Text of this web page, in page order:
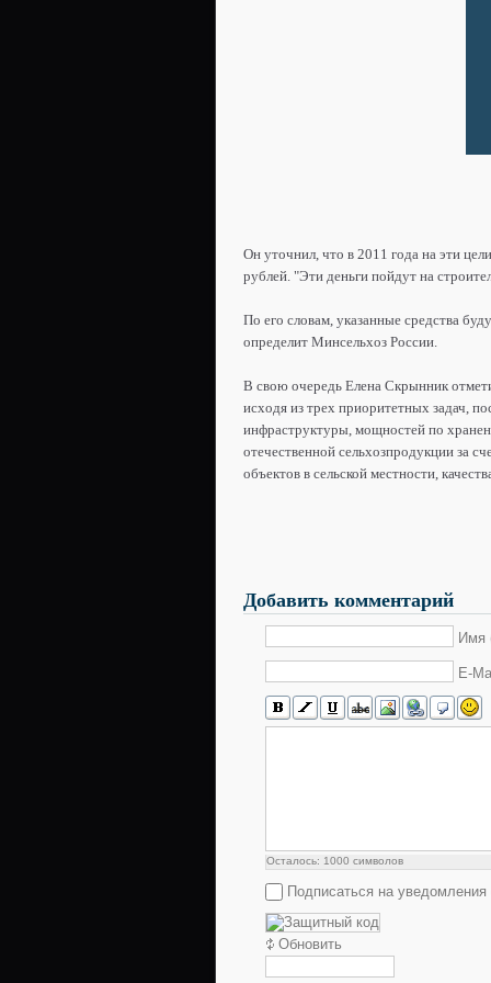
Он уточнил, что в 2011 года на эти
рублей. "Эти деньги пойдут на
По его словам, указанные средства
определит Минсельхоз России.
В свою очередь Елена Скрынник
исходя из трех приоритетных задач,
инфраструктуры, мощностей по
отечественной сельхозпродукции за
объектов в сельской местности,
Добавить комментарий
Имя
E-
Осталось: 1000 символов
Подписаться на
Обновить